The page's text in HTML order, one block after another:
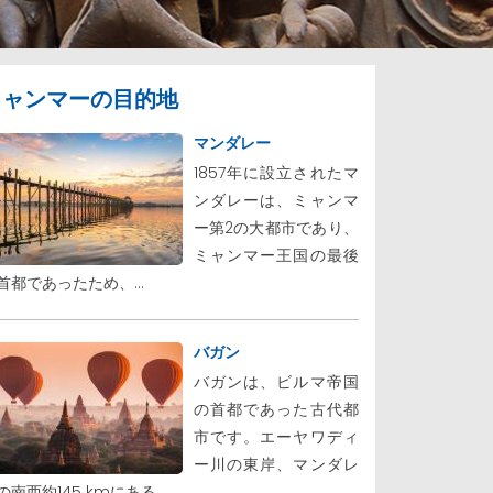
ンマーの目的地
マンダレー
1857年に設立されたマ
ンダレーは、ミャンマ
ー第2の大都市であり、
ミャンマー王国の最後
都であったため、...
バガン
バガンは、ビルマ帝国
の首都であった古代都
市です。エーヤワディ
ー川の東岸、マンダレ